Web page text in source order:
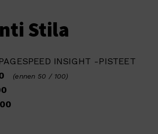
Stila
INSIGHT -PISTEET
(ennen 50 / 100)